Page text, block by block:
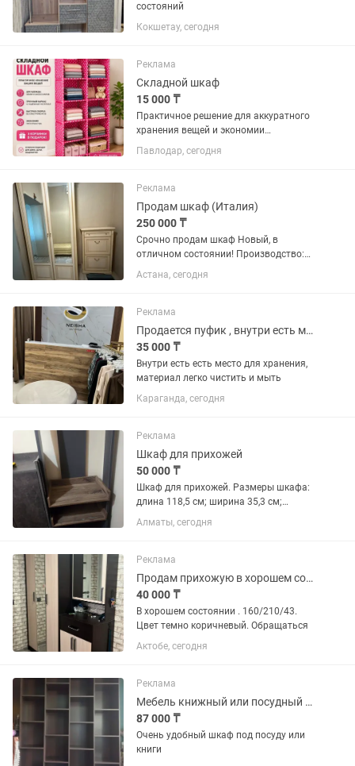
состояний
Кокшетау, сегодня
Реклама
Складной шкаф
15 000 ₸
Практичное решение для аккуратного
хранения вещей и экономии
пространства. ✓ Вместительные полки
— удобно хранить одежду, обувь и
ткань из экологичных материалов ✓...
Павлодар, сегодня
Реклама
Продам шкаф (Италия)
250 000 ₸
Срочно продам шкаф Новый, в
отличном состоянии! Производство:
Италия Размер: 234х105х64 Цена: 250
000 тенге
Астана, сегодня
Реклама
Продается пуфик , внутри есть место для хранения
35 000 ₸
Внутри есть есть место для хранения,
материал легко чистить и мыть
Караганда, сегодня
Реклама
Шкаф для прихожей
50 000 ₸
Шкаф для прихожей. Размеры шкафа:
длина 118,5 см; ширина 35,3 см;
высота 97 см. Стоимость 25 000
тг.вешалки: высота 211 см; ширина
Алматы, сегодня
Реклама
Продам прихожую в хорошем состоянии
40 000 ₸
В хорошем состоянии . 160/210/43.
Цвет темно коричневый. Обращаться
Актобе, сегодня
Реклама
Мебель книжный или посудный шкаф,
87 000 ₸
Очень удобный шкаф под посуду или
книги